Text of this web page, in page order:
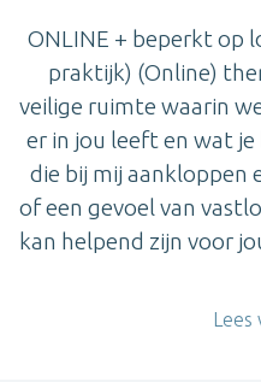
ONLINE + beperkt op
praktijk) (Online)
veilige ruimte waarin
er in jou leeft en wat
die bij mij aankloppen
of een gevoel van
kan helpend zijn voor
Lees